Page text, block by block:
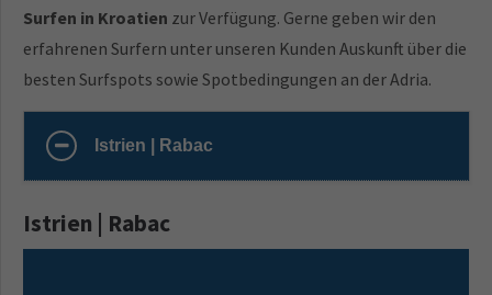
Surfen in Kroatien zur Verfügung. Gerne geben wir den
erfahrenen Surfern unter unseren Kunden Auskunft über die
besten Surfspots sowie Spotbedingungen an der Adria.
Istrien | Rabac
Istrien | Rabac